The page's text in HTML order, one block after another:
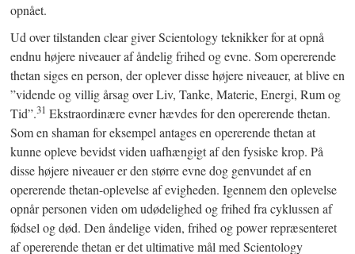
opnået.
Ud over tilstanden clear giver Scientology teknikker for at opnå
endnu højere niveauer af åndelig frihed og evne. Som opererende
thetan siges en person, der oplever disse højere niveauer, at blive en
”vidende og villig årsag over Liv, Tanke, Materie, Energi, Rum og
Tid”.31 Ekstraordinære evner hævdes for den opererende thetan.
Som en shaman for eksempel antages en opererende thetan at
kunne opleve bevidst viden uafhængigt af den fysiske krop. På
disse højere niveauer er den større evne dog genvundet af en
opererende thetan-oplevelse af evigheden. Igennem den oplevelse
opnår personen viden om udødelighed og frihed fra cyklussen af
fødsel og død. Den åndelige viden, frihed og power repræsenteret
af opererende thetan er det ultimative mål med Scientology